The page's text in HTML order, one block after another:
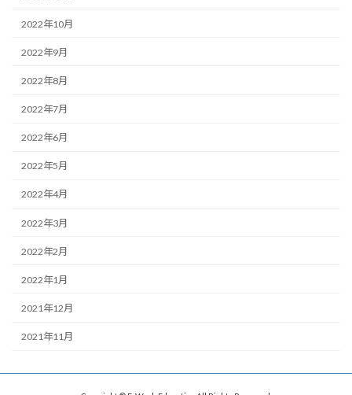
2022年10月
2022年9月
2022年8月
2022年7月
2022年6月
2022年5月
2022年4月
2022年3月
2022年2月
2022年1月
2021年12月
2021年11月